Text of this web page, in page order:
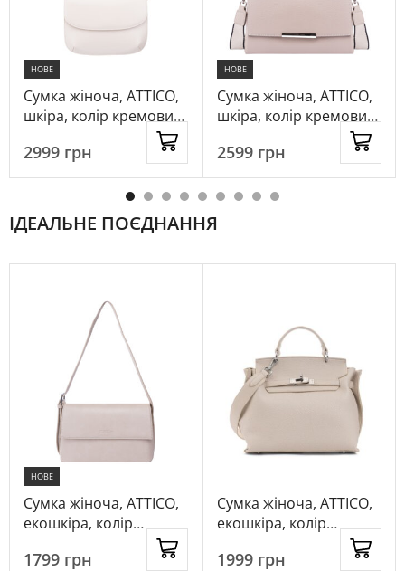
НОВЕ
Сумка жіноча, ATTICO,
шкіра, колір кремовий,
2999 грн
НОВЕ
Сумка жіноча, ATTICO,
шкіра, колір кремовий,
2599 грн
ІДЕАЛЬНЕ ПОЄДНАННЯ
НОВЕ
Сумка жіноча, ATTICO,
екошкіра, колір
кремовий, 1017493
1799 грн
Сумка жіноча, ATTICO,
екошкіра, колір
1999 грн